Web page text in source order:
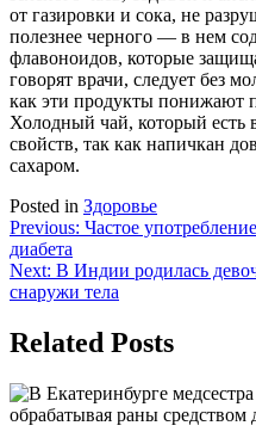
от газировки и сока, не
полезнее черного — в нем
флавоноидов, которые
говорят врачи, следует без
как эти продукты понижают
Холодный чай, который есть
свойств, так как напичкан
сахаром.
Posted in Здоровье
Навигация
по
записям
Previous: Частое
диабета
Next: В Индии родилась
снаружи тела
Related Posts